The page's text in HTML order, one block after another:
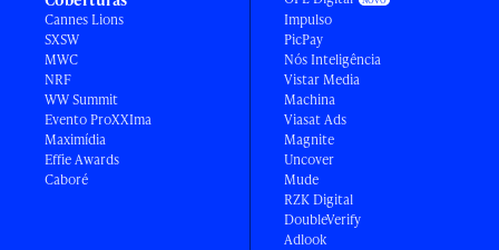
Cannes Lions
SXSW
MWC
NRF
WW Summit
Evento ProXXIma
Maximídia
Effie Awards
Caboré
Impulso
PicPay
Nós Inteligência
Vistar Media
Machina
Viasat Ads
Magnite
Uncover
Mude
RZK Digital
DoubleVerify
Adlook